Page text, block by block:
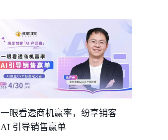
一眼看透商机赢率，纷享销客
AI 引导销售赢单